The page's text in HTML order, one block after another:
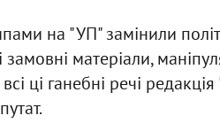
на "УП" замінили
матеріали,
ці ганебні речі